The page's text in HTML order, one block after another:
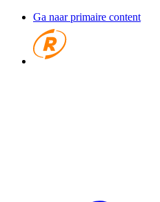
Ga naar primaire content